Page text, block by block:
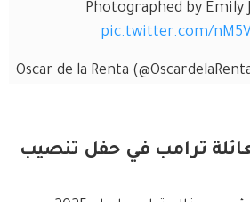
Photographed by Emily
pic.twitter.com/
ترامب في حفل تنصيب